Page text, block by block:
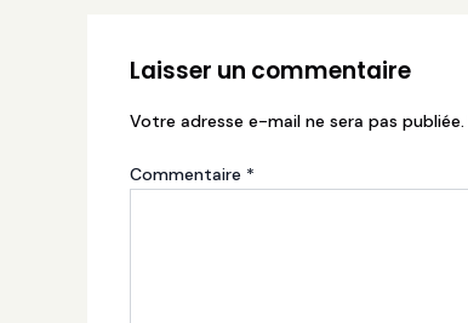
Laisser un commentaire
Votre adresse e-mail ne sera pas publiée.
Commentaire *